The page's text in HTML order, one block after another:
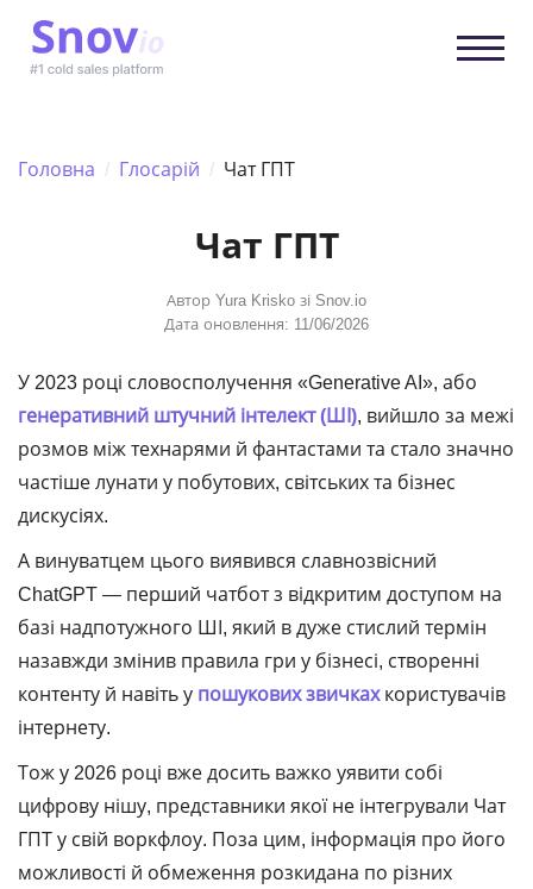
Головна / Глосарій / Чат ГПТ
Чат ГПТ
Автор Yura Krisko зі Snov.io
Дата оновлення: 11/06/2026
У 2023 році словосполучення «Generative AI», або
генеративний штучний інтелект (ШІ), вийшло за межі
розмов між технарями й фантастами та стало значно
частіше лунати у побутових, світських та бізнес
дискусіях.
А винуватцем цього виявився славнозвісний
ChatGPT ― перший чатбот з відкритим доступом на
базі надпотужного ШІ, який в дуже стислий термін
назавжди змінив правила гри у бізнесі, створенні
контенту й навіть у пошукових звичкахкористувачів
інтернету.
Тож у 2026 році вже досить важко уявити собі
цифрову нішу, представники якої не інтегрували Чат
ГПТ у свій воркфлоу. Поза цим, інформація про його
можливості й обмеження розкидана по різних